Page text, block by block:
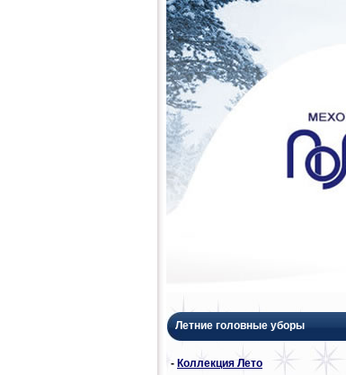
Летние головные уборы
- Коллекция Лето